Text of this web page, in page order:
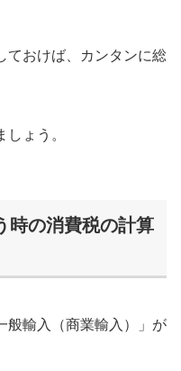
ておけば、カンタンに総
ょう。
時の消費税の計算
般輸入（商業輸入）」が